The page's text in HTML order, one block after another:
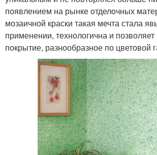
появлением на рынке отделочных
мозаичной краски такая мечта стала
применении, технологична и позволяет
покрытие, разнообразное по цветовой